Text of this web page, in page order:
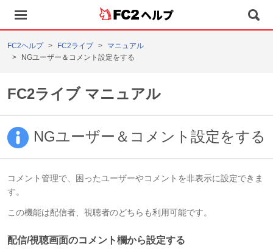
ヘルプ
FC2ヘルプ FC2ライブ
マニュアル
NGユーザー＆コメント設定をする
FC2ライブ マニュアル
NGユーザー＆コメント設定をする
コメント管理で、困ったユーザーやコメントを非表示に設定できま
す。
この機能は配信者、視聴者のどちらも利用可能です。
配信/視聴画面のコメント欄から設定する